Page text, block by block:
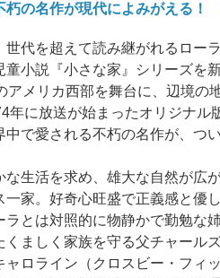
朽の名作が現代によみがえる
代を超えて読み継がれるロー
童小説『小さな家』シリーズを
アメリカ西部を舞台に、辺境の
年に放送が始まったオリジナル
中で愛される不朽の名作が、つ
生活を求め、雄大な自然が広
一家。好奇心旺盛で正義感と優
ラとは対照的に物静かで勤勉な
くましく家族を守る父チャール
ャロライン（クロスビー・フィ